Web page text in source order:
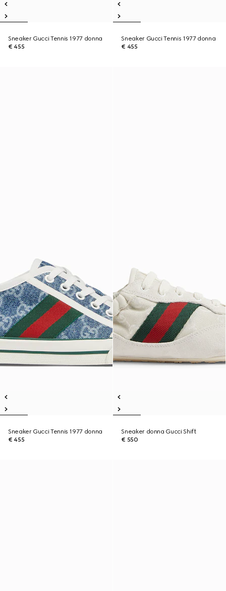
Sneaker Gucci Tennis 1977 donna
€ 455
Sneaker Gucci Tennis 1977 donna
€ 455
Sneaker Gucci Tennis 1977 donna
€ 455
Sneaker donna Gucci Shift
€ 550